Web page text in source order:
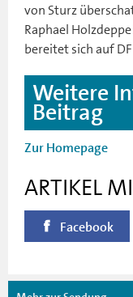
von Sturz
Raphael
bereitet sich auf
Weitere
Beitrag
Zur Homepage
ARTIKEL
Facebook